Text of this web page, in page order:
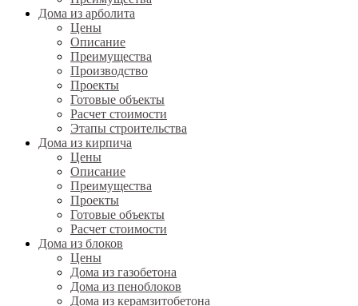
Дома из арболита
Цены
Описание
Преимущества
Производство
Проекты
Готовые объекты
Расчет стоимости
Этапы строительства
Дома из кирпича
Цены
Описание
Преимущества
Проекты
Готовые объекты
Расчет стоимости
Дома из блоков
Цены
Дома из газобетона
Дома из пеноблоков
Дома из керамзитобетона